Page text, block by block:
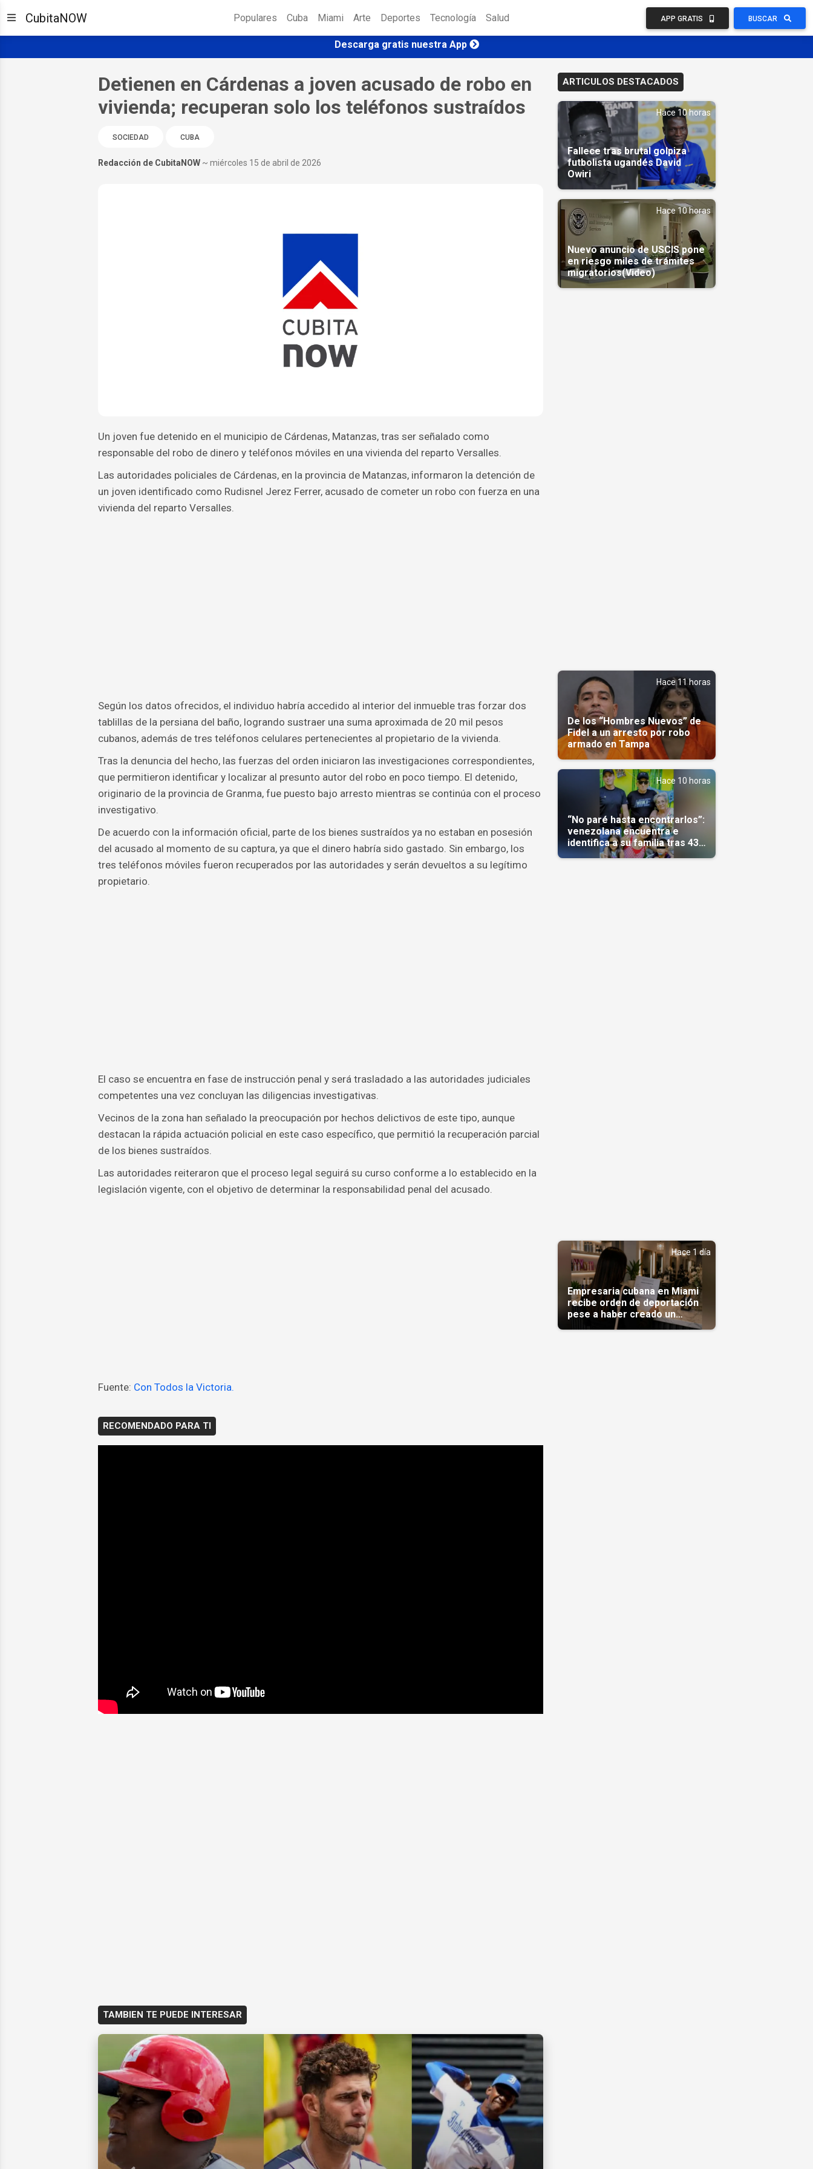
CubitaNOW Populares Cuba Miami Arte Deportes Tecnología Salud APP GRATIS BUSCAR
Descarga gratis nuestra App
Detienen en Cárdenas a joven acusado de robo en
vivienda; recuperan solo los teléfonos sustraídos
SOCIEDAD CUBA
Redacción de CubitaNOW ~ miércoles 15 de abril de 2026
Un joven fue detenido en el municipio de Cárdenas, Matanzas, tras ser señalado como
responsable del robo de dinero y teléfonos móviles en una vivienda del reparto Versalles.
Las autoridades policiales de Cárdenas, en la provincia de Matanzas, informaron la detención de
un joven identificado como Rudisnel Jerez Ferrer, acusado de cometer un robo con fuerza en una
vivienda del reparto Versalles.
Según los datos ofrecidos, el individuo habría accedido al interior del inmueble tras forzar dos
tablillas de la persiana del baño, logrando sustraer una suma aproximada de 20 mil pesos
cubanos, además de tres teléfonos celulares pertenecientes al propietario de la vivienda.
Tras la denuncia del hecho, las fuerzas del orden iniciaron las investigaciones correspondientes,
que permitieron identificar y localizar al presunto autor del robo en poco tiempo. El detenido,
originario de la provincia de Granma, fue puesto bajo arresto mientras se continúa con el proceso
investigativo.
De acuerdo con la información oficial, parte de los bienes sustraídos ya no estaban en posesión
del acusado al momento de su captura, ya que el dinero habría sido gastado. Sin embargo, los
tres teléfonos móviles fueron recuperados por las autoridades y serán devueltos a su legítimo
propietario.
El caso se encuentra en fase de instrucción penal y será trasladado a las autoridades judiciales
competentes una vez concluyan las diligencias investigativas.
Vecinos de la zona han señalado la preocupación por hechos delictivos de este tipo, aunque
destacan la rápida actuación policial en este caso específico, que permitió la recuperación parcial
de los bienes sustraídos.
Las autoridades reiteraron que el proceso legal seguirá su curso conforme a lo establecido en la
legislación vigente, con el objetivo de determinar la responsabilidad penal del acusado.
Fuente: Con Todos la Victoria.
RECOMENDADO PARA TI
TAMBIEN TE PUEDE INTERESAR
ARTICULOS DESTACADOS
Hace 10 horas
Fallece tras brutal golpiza
futbolista ugandés David
Owiri
Hace 10 horas
Nuevo anuncio de USCIS pone
en riesgo miles de trámites
migratorios(Video)
Hace 11 horas
De los “Hombres Nuevos” de
Fidel a un arresto por robo
armado en Tampa
Hace 10 horas
“No paré hasta encontrarlos”:
venezolana encuentra e
identifica a su familia tras 43
días del terremoto
Hace 1 día
Empresaria cubana en Miami
recibe orden de deportación
pese a haber creado un